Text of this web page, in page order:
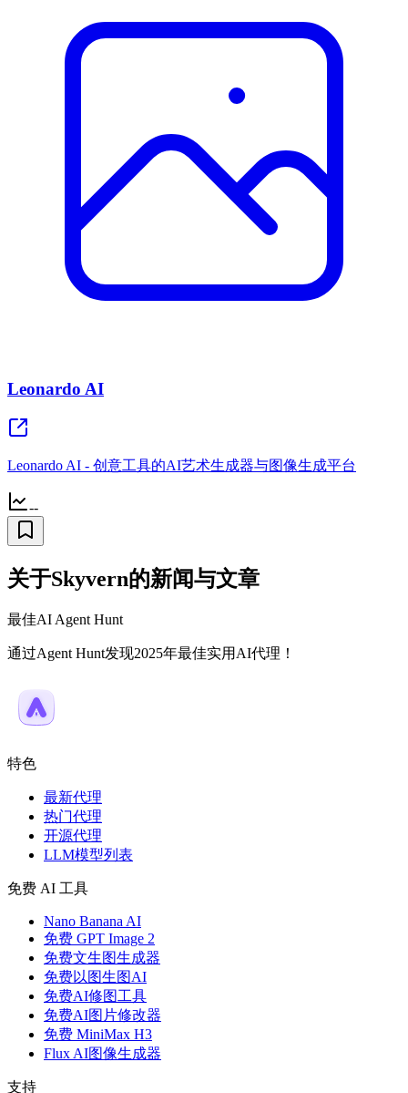
Leonardo AI
Leonardo AI - 创意工具的AI艺术生成器与图像生成平台
--
关于Skyvern的新闻与文章
最佳AI Agent Hunt
通过Agent Hunt发现2025年最佳实用AI代理！
特色
最新代理
热门代理
开源代理
LLM模型列表
免费 AI 工具
Nano Banana AI
免费 GPT Image 2
免费文生图生成器
免费以图生图AI
免费AI修图工具
免费AI图片修改器
免费 MiniMax H3
Flux AI图像生成器
支持